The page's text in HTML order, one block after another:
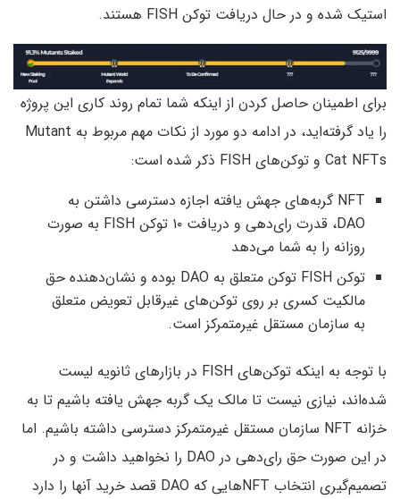
استیک شده و در حال دریافت توکن FISH هستند.
برای اطمینان حاصل کردن از اینکه شما تمام روند کاری این پروژه
را یاد گرفته‌اید، در ادامه دو مورد از نکات مهم مربوط به Mutant
Cat NFTs و توکن‌های FISH ذکر شده است:
NFT گربه‌های جهش یافته اجازه دسترسی داشتن به
DAO‌، قدرت رای‌دهی و دریافت ۱۰ توکن FISH به صورت
روزانه را به شما می‌دهد
توکن FISH توکن متعلق به DAO بوده و نشان‌دهنده حق
مالکیت کسری بر روی توکن‌های غیرقابل تعویض متعلق
به سازمان مستقل غیرمتمرکز است.
با توجه به اینکه توکن‌های FISH‌ در بازار‌های ثانویه لیست
شده‌اند، نیازی نیست تا مالک یک گربه جهش یافته باشیم تا به
خزانه NFT سازمان مستقل غیرمتمرکز دسترسی داشته باشیم. اما
در این صورت حق رای‌دهی در DAO‌ را نخواهید داشت و در
تصمیم‌گیری انتخاب NFT‌هایی که DAO‌ قصد خرید آنها را دارد